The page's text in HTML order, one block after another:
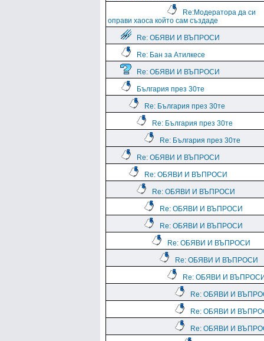
Re:Модератора да си
оправи хаоса който сам създаде
Re: ОБЯВИ И ВЪПРОСИ
Re: Бан за Атилкесе
Re: ОБЯВИ И ВЪПРОСИ
България през 30те
Re: България през 30те
Re: България през 30те
Re: България през 30те
Re: ОБЯВИ И ВЪПРОСИ
Re: ОБЯВИ И ВЪПРОСИ
Re: ОБЯВИ И ВЪПРОСИ
Re: ОБЯВИ И ВЪПРОСИ
Re: ОБЯВИ И ВЪПРОСИ
Re: ОБЯВИ И ВЪПРОСИ
Re: ОБЯВИ И ВЪПРОСИ
Re: ОБЯВИ И
Re: ОБЯВИ И
Re: ОБЯВИ И
Re: ОБЯВИ И